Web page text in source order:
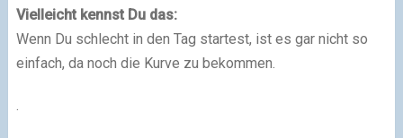
Vielleicht kennst Du das:
Wenn Du schlecht in den Tag startest, ist es gar nicht so
einfach, da noch die Kurve zu bekommen.
.